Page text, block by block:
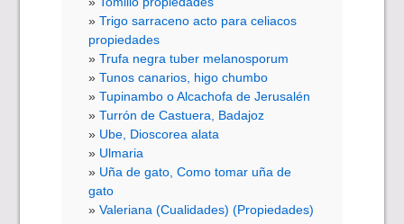
Trigo sarraceno acto para celiacos
propiedades
Trufa negra tuber melanosporum
Tunos canarios, higo chumbo
Tupinambo o Alcachofa de Jerusalén
Turrón de Castuera, Badajoz
Ube, Dioscorea alata
Ulmaria
Uña de gato, Como tomar uña de
gato
Valeriana (Cualidades) (Propiedades)